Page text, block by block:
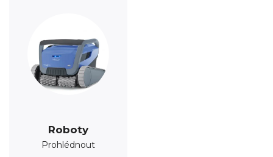
Roboty
Prohlédnout